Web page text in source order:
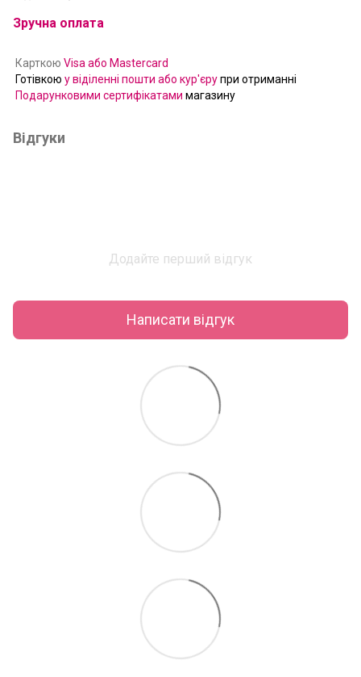
Зручна оплата
Карткою Visa або Mastercard
Готівкою у віділенні пошти або кур'єрупри отриманні
Подарунковими сертифікатами магазину
Відгуки
Додайте перший відгук
Написати відгук